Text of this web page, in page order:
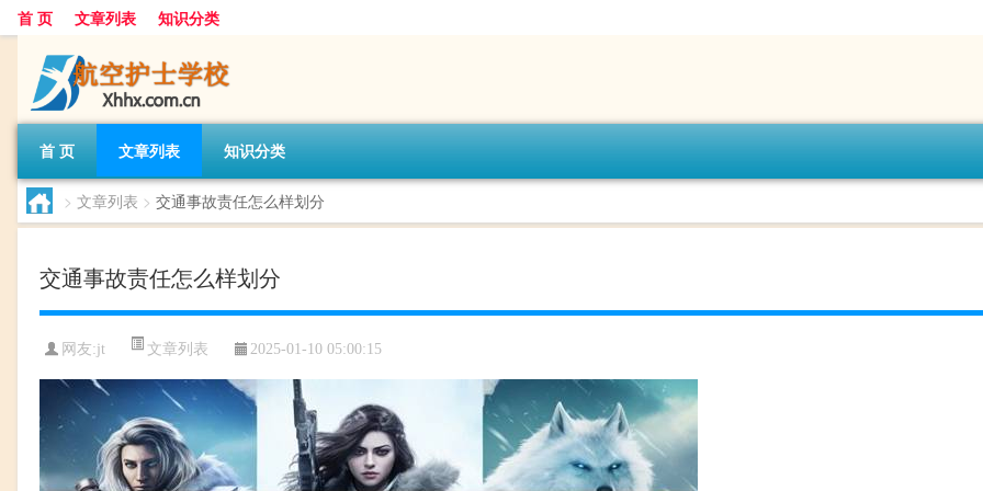
首 页 文章列表 知识分类
首 页 文章列表 知识分类
> 文章列表 > 交通事故责任怎么样划分
交通事故责任怎么样划分
网友:jt 文章列表 2025-01-10 05:00:15